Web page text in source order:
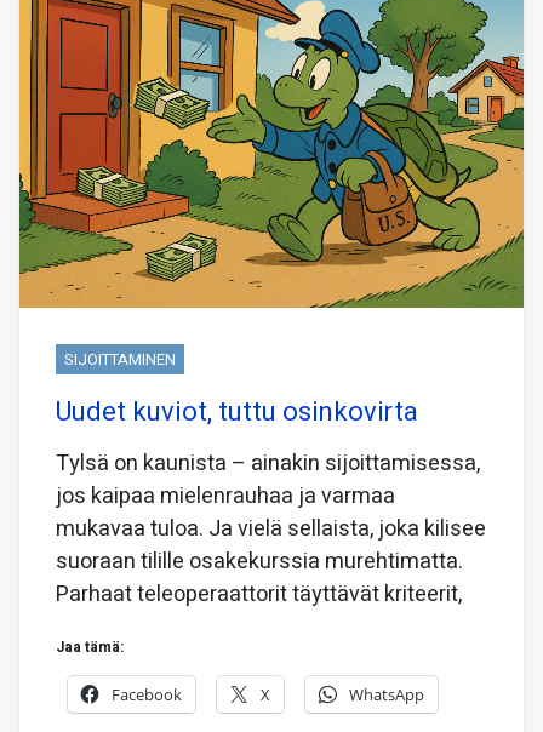
SIJOITTAMINEN
Uudet kuviot, tuttu osinkovirta
Tylsä on kaunista – ainakin sijoittamisessa,
jos kaipaa mielenrauhaa ja varmaa
mukavaa tuloa. Ja vielä sellaista, joka kilisee
suoraan tilille osakekurssia murehtimatta.
Parhaat teleoperaattorit täyttävät kriteerit,
Jaa tämä:
Facebook X WhatsApp